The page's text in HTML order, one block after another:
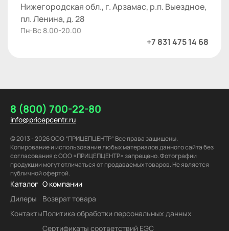
Нижегородская обл., г. Арзамас, р.п. Выездное,
пл. Ленина, д. 28
Пн-Вс 8.00-20.00
+7 831 475 14 68
8 (800) 700-22-80
info@pricepcentr.ru
© 2013 - 2026 ООО “ПРИЦЕПЦЕНТР” Все права защищены.
Копирование и использование любых материалов данного сайта без
согласования с ООО «ПРИЦЕПЦЕНТР» запрещено. Фотографии
продукции могут отличаться от продаваемых товаров. Не является
публичной офертой.
Каталог
Дилеры
Контакты
О компании
Возврат товара
Политика обработки персональных данных
Сертификаты соответствий ЕЭС